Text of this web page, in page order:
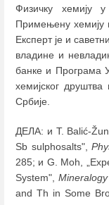
Физичку хемију
Примењену
Експерт је и
владине и
банке и Програма
хемијског
Србије.
ДЕЛА: и T. Balić-
Sb sulphosalts",
285; и G. Moh,
System",
and Th in Some